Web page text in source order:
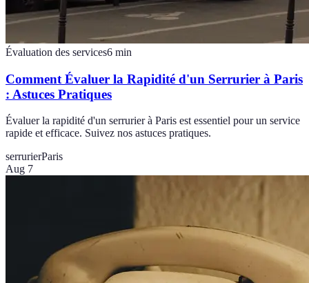
Évaluation des services6 min
Comment Évaluer la Rapidité d'un Serrurier à Paris
: Astuces Pratiques
Évaluer la rapidité d'un serrurier à Paris est essentiel pour un service
rapide et efficace. Suivez nos astuces pratiques.
serrurierParis
Aug 7